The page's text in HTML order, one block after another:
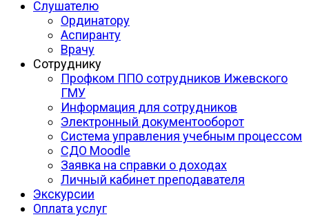
Слушателю
Ординатору
Аспиранту
Врачу
Сотруднику
Профком ППО сотрудников Ижевского
ГМУ
Информация для сотрудников
Электронный документооборот
Система управления учебным процессом
СДО Moodle
Заявка на справки о доходах
Личный кабинет преподавателя
Экскурсии
Оплата услуг